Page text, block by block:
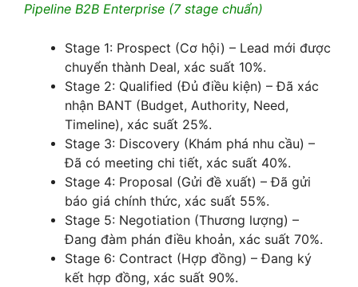
Pipeline B2B Enterprise (7 stage chuẩn)
Stage 1: Prospect (Cơ hội) – Lead mới được
chuyển thành Deal, xác suất 10%.
Stage 2: Qualified (Đủ điều kiện) – Đã xác
nhận BANT (Budget, Authority, Need,
Timeline), xác suất 25%.
Stage 3: Discovery (Khám phá nhu cầu) –
Đã có meeting chi tiết, xác suất 40%.
Stage 4: Proposal (Gửi đề xuất) – Đã gửi
báo giá chính thức, xác suất 55%.
Stage 5: Negotiation (Thương lượng) –
Đang đàm phán điều khoản, xác suất 70%.
Stage 6: Contract (Hợp đồng) – Đang ký
kết hợp đồng, xác suất 90%.